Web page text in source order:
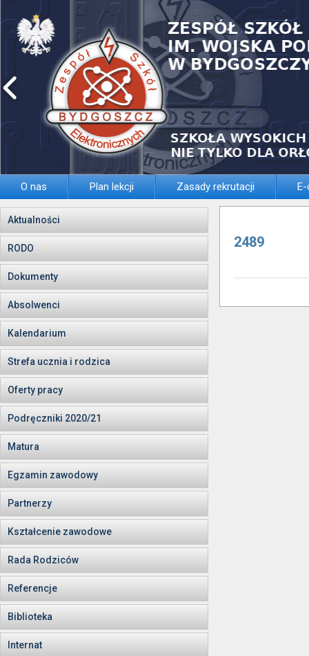
O nas Plan lekcji Zasady rekrutacji
Aktualności
RODO
Dokumenty
Absolwenci
Kalendarium
Strefa ucznia i rodzica
Oferty pracy
Podręczniki 2020/21
Matura
Egzamin zawodowy
Partnerzy
Kształcenie zawodowe
Rada Rodziców
Referencje
Biblioteka
Internat
2489